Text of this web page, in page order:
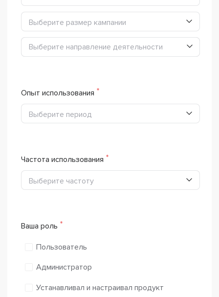
Выберите размер кампании
Выберите направление деятельности
Выберите направление деятельности
Опыт использования
Выберите период
Частота использования
Выберите частоту
Ваша роль
Пользователь
Администратор
Устанавливал и настраивал продукт